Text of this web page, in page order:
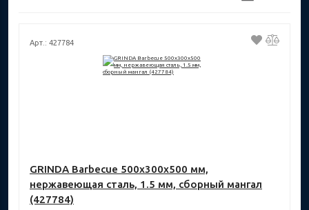
Арт.: 427784
GRINDA Barbecue 500x300x500 мм,
нержавеющая сталь, 1.5 мм, сборный мангал
(427784)